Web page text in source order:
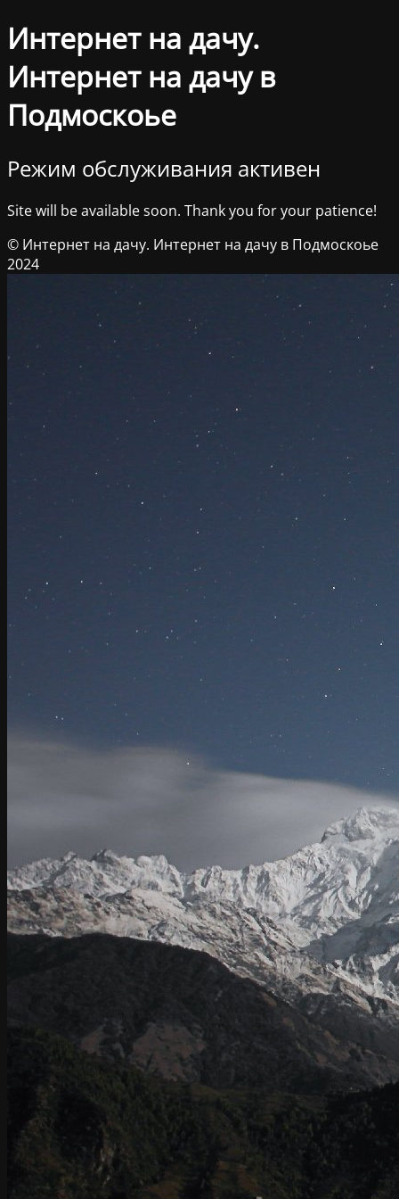
Интернет на дачу.
Интернет на дачу в
Подмоскоье
Режим обслуживания активен
Site will be available soon. Thank you for your patience!
© Интернет на дачу. Интернет на дачу в Подмоскоье
2024